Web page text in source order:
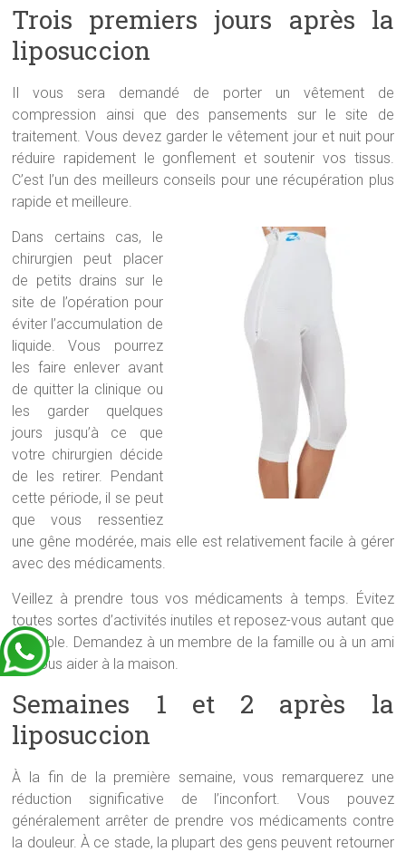
Trois premiers jours après la
liposuccion
Il vous sera demandé de porter un vêtement de
compression ainsi que des pansements sur le site de
traitement. Vous devez garder le vêtement jour et nuit pour
réduire rapidement le gonflement et soutenir vos tissus.
C’est l’un des meilleurs conseils pour une récupération plus
rapide et meilleure.
Dans certains cas, le
chirurgien peut placer
de petits drains sur le
site de l’opération pour
éviter l’accumulation de
liquide. Vous pourrez
les faire enlever avant
de quitter la clinique ou
les garder quelques
jours jusqu’à ce que
votre chirurgien décide
de les retirer. Pendant
cette période, il se peut
que vous ressentiez
une gêne modérée, mais elle est relativement facile à gérer
avec des médicaments.
Veillez à prendre tous vos médicaments à temps. Évitez
toutes sortes d’activités inutiles et reposez-vous autant que
possible. Demandez à un membre de la famille ou à un ami
de vous aider à la maison.
Semaines 1 et 2 après la
liposuccion
À la fin de la première semaine, vous remarquerez une
réduction significative de l’inconfort. Vous pouvez
généralement arrêter de prendre vos médicaments contre
la douleur. À ce stade, la plupart des gens peuvent retourner